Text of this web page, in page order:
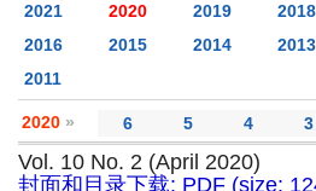
2021
2020 2019 2018
2016
2015 2014 2013
2011
2020 » 6 5 4 3
Vol. 10 No. 2 (April 2020)
封面和目录下载: PDF (size: